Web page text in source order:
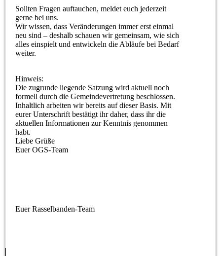
Sollten Fragen auftauchen, meldet euch jederzeit
gerne bei uns.
Wir wissen, dass Veränderungen immer erst einmal
neu sind – deshalb schauen wir gemeinsam, wie sich
alles einspielt und entwickeln die Abläufe bei Bedarf
weiter.
Hinweis:
Die zugrunde liegende Satzung wird aktuell noch
formell durch die Gemeindevertretung beschlossen.
Inhaltlich arbeiten wir bereits auf dieser Basis. Mit
eurer Unterschrift bestätigt ihr daher, dass ihr die
aktuellen Informationen zur Kenntnis genommen
habt.
Liebe Grüße
Euer OGS-Team
Euer Rasselbanden-Team